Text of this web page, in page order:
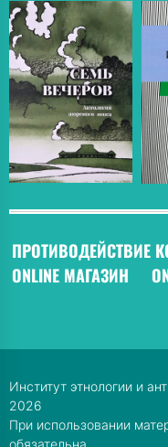
ПРОТИВОДЕЙСТВИЕ
ONLINE МАГАЗИН
Институт этнологии и
2026
При использовании
обязательна